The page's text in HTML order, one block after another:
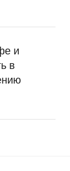
и
в